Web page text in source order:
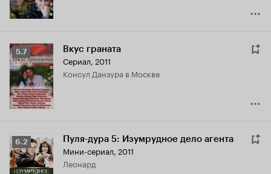
Рейтинг
Кинопоиска
5.7
5.7 Вкус граната
Сериал, 2011
консул Данзура в Москве
Рейтинг
Кинопоиска
6.2
6.2 Пуля-дура 5: Изумрудное дело агента
Мини-сериал, 2011
Леонард